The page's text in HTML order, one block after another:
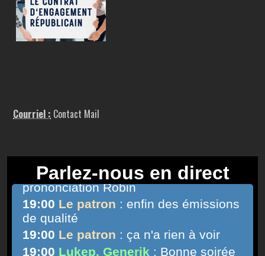
Courriel : Contact Mail